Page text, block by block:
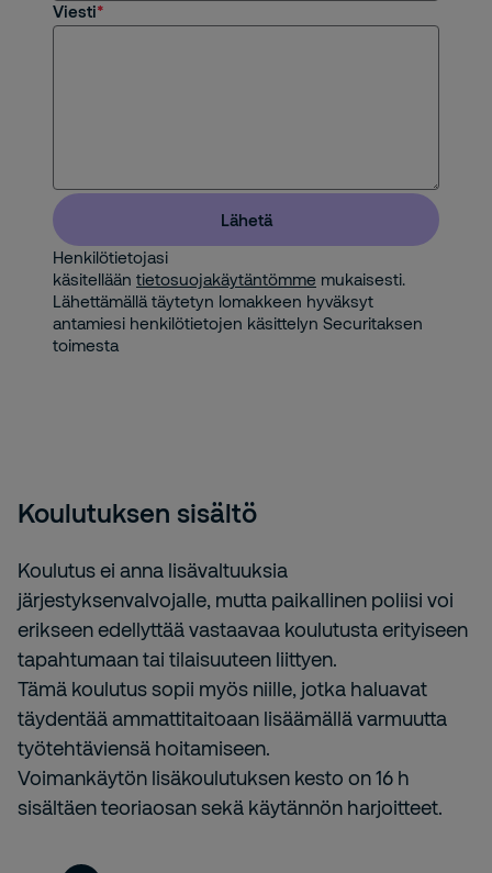
Koulutuksen sisältö
Koulutus ei anna lisävaltuuksia
järjestyksenvalvojalle, mutta paikallinen poliisi voi
erikseen edellyttää vastaavaa koulutusta erityiseen
tapahtumaan tai tilaisuuteen liittyen.
Tämä koulutus sopii myös niille, jotka haluavat
täydentää ammattitaitoaan lisäämällä varmuutta
työtehtäviensä hoitamiseen.
Voimankäytön lisäkoulutuksen kesto on 16 h
sisältäen teoriaosan sekä käytännön harjoitteet.
Viesti
Lähetä
Henkilötietojasi
käsitellään tietosuojakäytäntömme mukaisesti.
Lähettämällä täytetyn lomakkeen hyväksyt
antamiesi henkilötietojen käsittelyn Securitaksen
toimesta